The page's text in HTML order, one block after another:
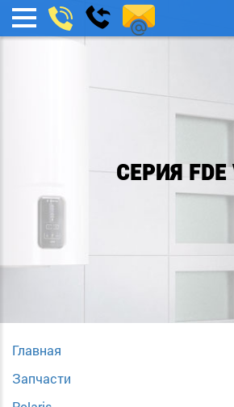
МЕНЮ
звонок
СЕРИЯ FDE
Главная
Запчасти